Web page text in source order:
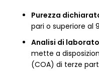
Purezza
pari o superiore al
Analisi di
mette a
(COA) di terze